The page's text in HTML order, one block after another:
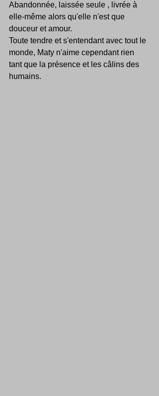
Abandonnée, laissée seule , livrée à
elle-même alors qu'elle n'est que
douceur et amour.
Toute tendre et s'entendant avec tout le
monde, Maty n'aime cependant rien
tant que la présence et les câlins des
humains.